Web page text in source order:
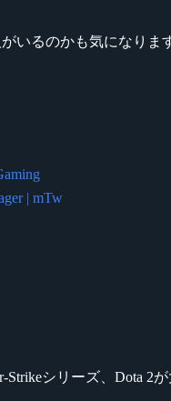
いるのかも気になりま
| mTw
Strikeシリーズ、Dota